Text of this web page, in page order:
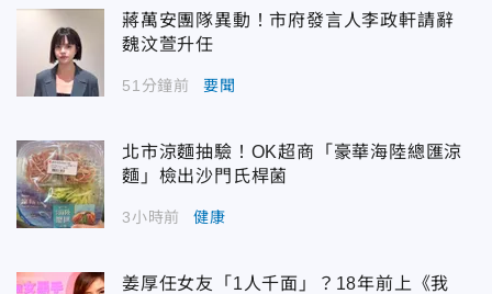
蔣萬安團隊異動！市府發言人李政軒請辭
魏汶萱升任
51分鐘前 要聞
北市涼麵抽驗！OK超商「豪華海陸總匯涼
麵」檢出沙門氏桿菌
3小時前 健康
姜厚任女友「1人千面」？18年前上《我